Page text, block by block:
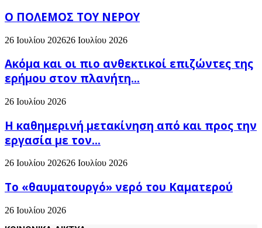
Ο ΠΟΛΕΜΟΣ ΤΟΥ ΝΕΡΟΥ
26 Ιουλίου 202626 Ιουλίου 2026
Ακόμα και οι πιο ανθεκτικοί επιζώντες της
ερήμου στον πλανήτη...
26 Ιουλίου 2026
H καθημερινή μετακίνηση από και προς την
εργασία με τον...
26 Ιουλίου 202626 Ιουλίου 2026
Το «θαυματουργό» νερό του Καματερού
26 Ιουλίου 2026